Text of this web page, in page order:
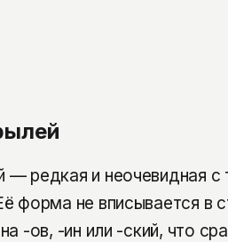
редкая и неочевидная с
форма не вписывается в
-ов, -ин или -ский, что